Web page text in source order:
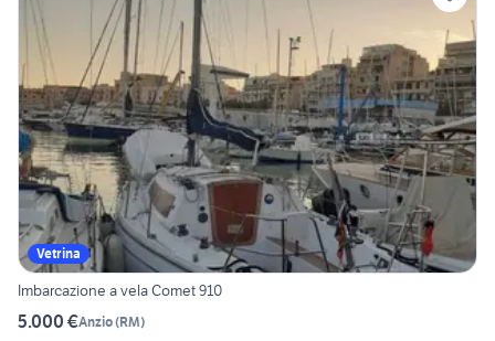
Vetrina
Imbarcazione a vela Comet 910
5.000 €Anzio(RM)